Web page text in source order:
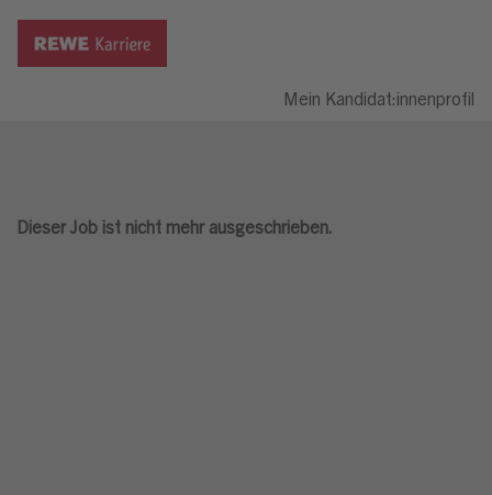
Mein Kandidat:innenprofil
Dieser Job ist nicht mehr ausgeschrieben.